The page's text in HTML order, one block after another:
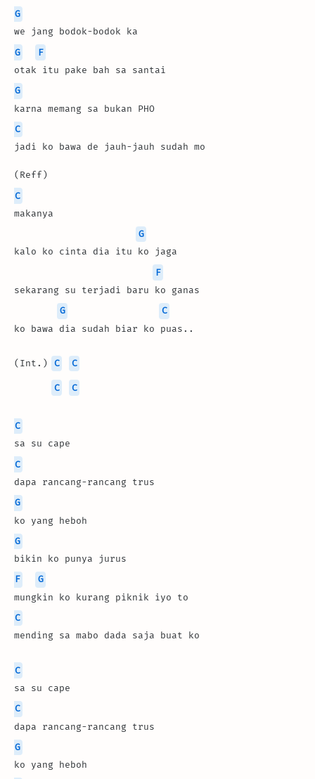
G
we jang bodok-bodok ka
G
F
otak itu pake bah sa santai
G
karna memang sa bukan PHO
C
jadi ko bawa de jauh-jauh sudah mo
(Reff)
C
makanya
G
kalo ko cinta dia itu ko jaga
F
sekarang su terjadi baru ko ganas
G
C
ko bawa dia sudah biar ko puas..
(Int.) C C
C C
C
sa su cape
C
dapa rancang-rancang trus
G
ko yang heboh
G
bikin ko punya jurus
F
G
mungkin ko kurang piknik iyo to
C
mending sa mabo dada saja buat ko
C
sa su cape
C
dapa rancang-rancang trus
G
ko yang heboh